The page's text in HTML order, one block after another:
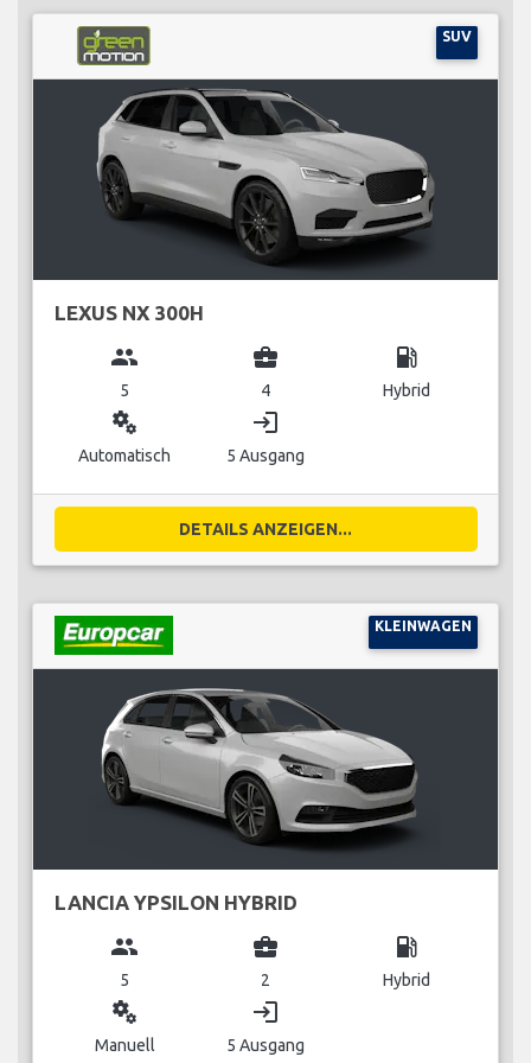
SUV
LEXUS NX 300H
group
5
business_center
4
local_gas_station
Hybrid
miscellaneous_services
Automatisch
login
5 Ausgang
DETAILS ANZEIGEN...
KLEINWAGEN
LANCIA YPSILON HYBRID
group
5
business_center
2
local_gas_station
Hybrid
miscellaneous_services
Manuell
login
5 Ausgang